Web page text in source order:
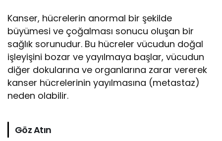
Kanser, hücrelerin anormal bir şekilde
büyümesi ve çoğalması sonucu oluşan bir
sağlık sorunudur. Bu hücreler vücudun doğal
işleyişini bozar ve yayılmaya başlar, vücudun
diğer dokularına ve organlarına zarar vererek
kanser hücrelerinin yayılmasına (metastaz)
neden olabilir.
Göz Atın